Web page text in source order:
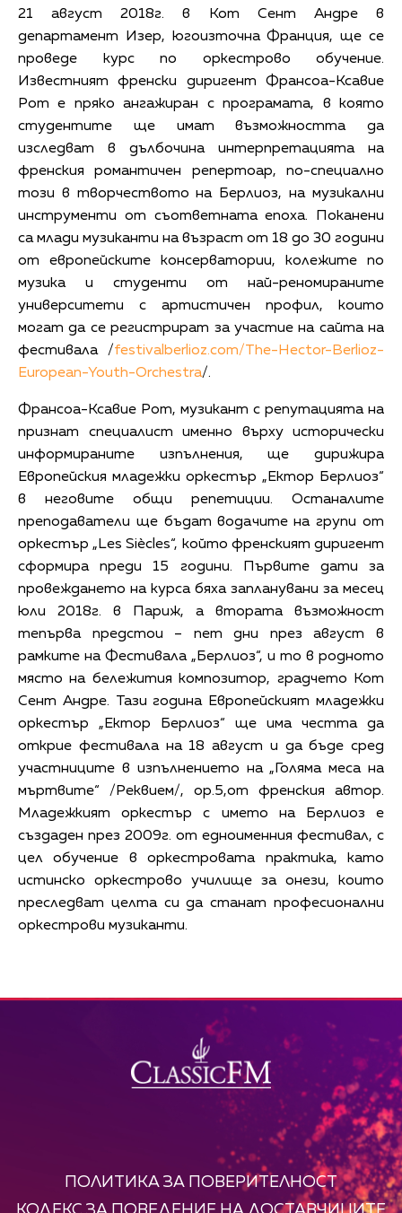
21 август 2018г. в Кот Сент Андре в
департамент Изер, югоизточна Франция, ще се
проведе курс по оркестрово обучение.
Известният френски диригент Франсоа-Ксавие
Рот е пряко ангажиран с програмата, в която
студентите ще имат възможността да
изследват в дълбочина интерпретацията на
френския романтичен репертоар, по-специално
този в творчеството на Берлиоз, на музикални
инструменти от съответната епоха. Поканени
са млади музиканти на възраст от 18 до 30 години
от европейските консерватории, колежите по
музика и студенти от най-реномираните
университети с артистичен профил, които
могат да се регистрират за участие на сайта на
фестивала /festivalberlioz.com/The-Hector-Berlioz-
European-Youth-Orchestra/.
Франсоа-Ксавие Рот, музикант с репутацията на
признат специалист именно върху исторически
информираните изпълнения, ще дирижира
Европейския младежки оркестър „Ектор Берлиоз“
в неговите общи репетиции. Останалите
преподаватели ще бъдат водачите на групи от
оркестър „Les Siècles“, който френският диригент
сформира преди 15 години. Първите дати за
провеждането на курса бяха запланувани за месец
юли 2018г. в Париж, а втората възможност
тепърва предстои – пет дни през август в
рамките на Фестивала „Берлиоз“, и то в родното
място на бележития композитор, градчето Кот
Сент Андре. Тази година Европейският младежки
оркестър „Ектор Берлиоз“ ще има честта да
открие фестивала на 18 август и да бъде сред
участниците в изпълнението на „Голяма меса на
мъртвите“ /Реквием/, op.5,от френския автор.
Младежкият оркестър с името на Берлиоз е
създаден през 2009г. от едноименния фестивал, с
цел обучение в оркестровата практика, като
истинско оркестрово училище за онези, които
преследват целта си да станат професионални
оркестрови музиканти.
ПОЛИТИКА ЗА ПОВЕРИТЕЛНОСТ